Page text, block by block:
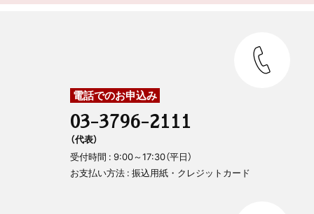
電話でのお申込み
03-3796-2111
（代表）
受付時間 : 9:00～17:30（平日）
お支払い方法 : 振込用紙・クレジットカード